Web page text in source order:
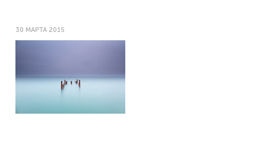
30 МАРТА 2015